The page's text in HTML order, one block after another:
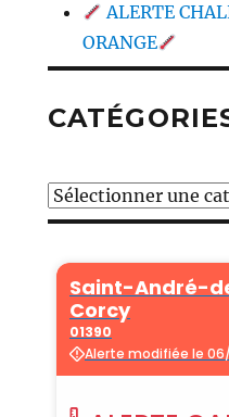
ALERTE
ORANGE
Catégories